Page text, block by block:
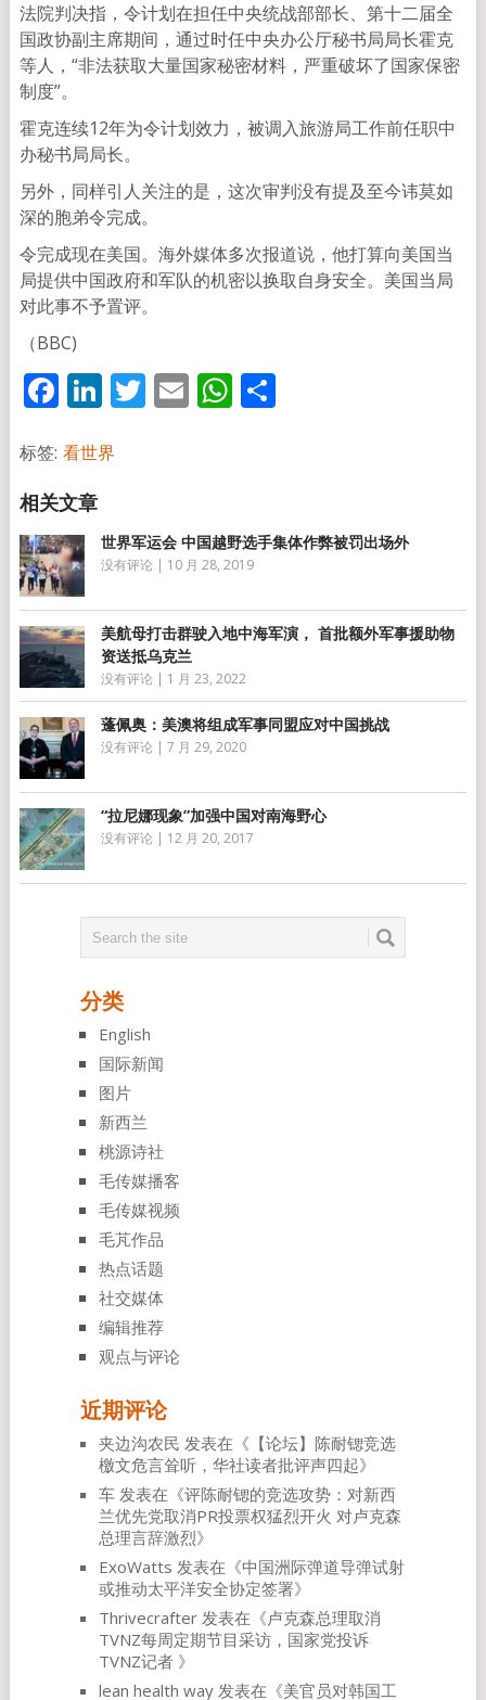
法院判决指，令计划在担任中央统战部部长、第十二届全
国政协副主席期间，通过时任中央办公厅秘书局局长霍克
等人，“非法获取大量国家秘密材料，严重破坏了国家保密
制度”。
霍克连续12年为令计划效力，被调入旅游局工作前任职中
办秘书局局长。
另外，同样引人关注的是，这次审判没有提及至今讳莫如
深的胞弟令完成。
令完成现在美国。海外媒体多次报道说，他打算向美国当
局提供中国政府和军队的机密以换取自身安全。美国当局
对此事不予置评。
（BBC)
Facebook
LinkedIn
Twitter
EmailWhatsApp
分
标签: 看世界
世界军运会 中国越野选手集体作弊被罚出场外
没有评论 | 10 月 28, 2019
美航母打击群驶入地中海军演， 首批额外军事援助物
资送抵乌克兰
没有评论 | 1 月 23, 2022
蓬佩奥：美澳将组成军事同盟应对中国挑战
没有评论 | 7 月 29, 2020
“拉尼娜现象”加强中国对南海野心
没有评论 | 12 月 20, 2017
分类
English
国际新闻
图片
新西兰
桃源诗社
毛传媒播客
毛传媒视频
毛芃作品
热点话题
社交媒体
编辑推荐
观点与评论
近期评论
夹边沟农民 发表在《 【论坛】陈耐锶竞选
檄文危言耸听，华社读者批评声四起》
车发表在《评陈耐锶的竞选攻势：对新西
兰优先党取消PR投票权猛烈开火 对卢克森
总理言辞激烈》
ExoWatts 发表在《中国洲际弹道导弹试射
或推动太平洋安全协定签署》
Thrivecrafter发表在《卢克森总理取消
TVNZ每周定期节目采访，国家党投诉
TVNZ记者 》
lean health way发表在《美官员对韩国工